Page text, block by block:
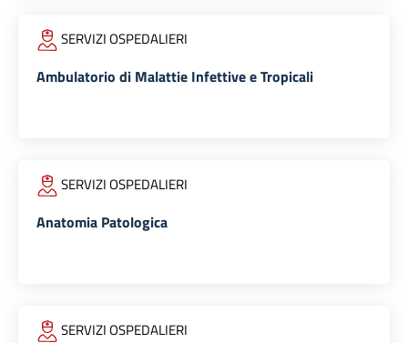
SERVIZI OSPEDALIERI
Ambulatorio di Malattie Infettive e Tropicali
SERVIZI OSPEDALIERI
Anatomia Patologica
SERVIZI OSPEDALIERI